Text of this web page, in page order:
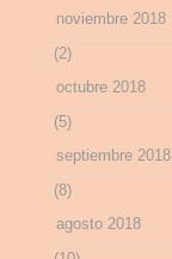
noviembre 2018
(2)
octubre 2018
(5)
septiembre 2018
(8)
agosto 2018